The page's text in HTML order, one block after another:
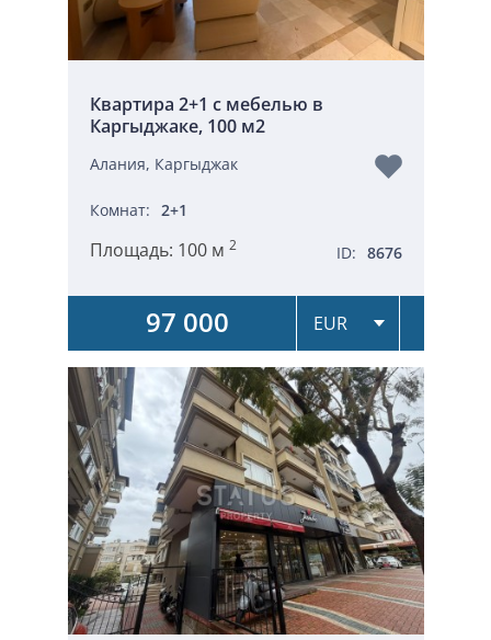
Квартира 2+1 с мебелью в
Каргыджаке, 100 м2
Алания, Каргыджак
Комнат: 2+1
Площадь: 100 м 2 ID: 8676
97 000